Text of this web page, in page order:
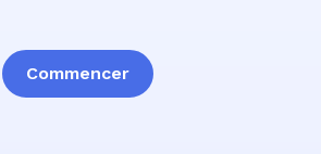
Commencer